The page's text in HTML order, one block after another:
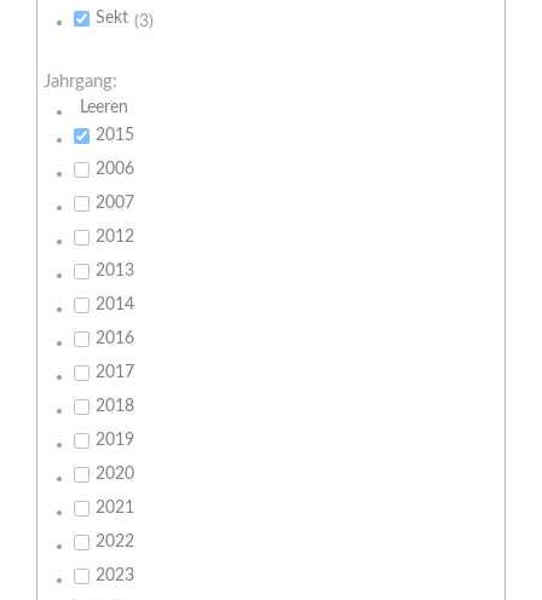
Sekt (3)
Jahrgang:
Leeren
2015
2006
2007
2012
2013
2014
2016
2017
2018
2019
2020
2021
2022
2023